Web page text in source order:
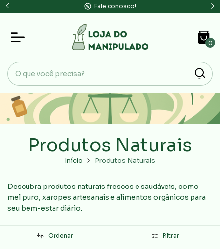
Aceitamos todos os cartões de crédito
0
Produtos Naturais
Início Produtos Naturais
Descubra produtos naturais frescos e saudáveis, como
mel puro, xaropes artesanais e alimentos orgânicos para
seu bem-estar diário.
Ordenar Filtrar